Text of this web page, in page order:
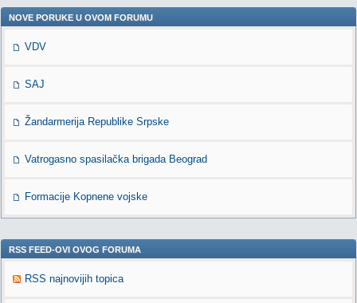
NOVE PORUKE U OVOM FORUMU
VDV
SAJ
Žandarmerija Republike Srpske
Vatrogasno spasilačka brigada Beograd
Formacije Kopnene vojske
RSS FEED-OVI OVOG FORUMA
RSS najnovijih topica